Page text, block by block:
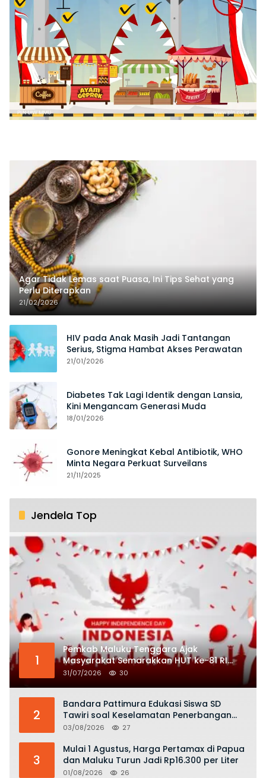
Agar Tidak Lemas saat Puasa, Ini Tips Sehat yang
Perlu Diterapkan
21/02/2026
HIV pada Anak Masih Jadi Tantangan
Serius, Stigma Hambat Akses Perawatan
21/01/2026
Diabetes Tak Lagi Identik dengan Lansia,
Kini Mengancam Generasi Muda
18/01/2026
Gonore Meningkat Kebal Antibiotik, WHO
Minta Negara Perkuat Surveilans
21/11/2025
Jendela Top
1
Pemkab Maluku Tenggara Ajak
Masyarakat Semarakkan HUT ke-81 RI
dengan Semangat Nasionalisme
31/07/2026 30
2
Bandara Pattimura Edukasi Siswa SD
Tawiri soal Keselamatan Penerbangan
dan Bahaya Bermain Layang-layang di
03/08/2026 27
3
Mulai 1 Agustus, Harga Pertamax di Papua
dan Maluku Turun Jadi Rp16.300 per Liter
01/08/2026 26